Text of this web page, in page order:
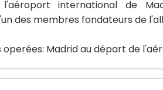
international de
des membres fondateurs de
operées: Madrid au départ de